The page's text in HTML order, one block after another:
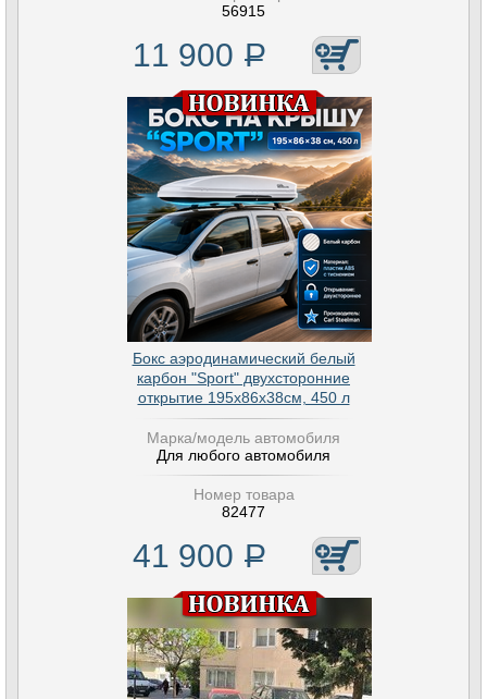
56915
11 900 Р
Бокс аэродинамический белый
карбон "Sport" двухсторонние
открытие 195х86х38см, 450 л
Марка/модель автомобиля
Для любого автомобиля
Номер товара
82477
41 900 Р